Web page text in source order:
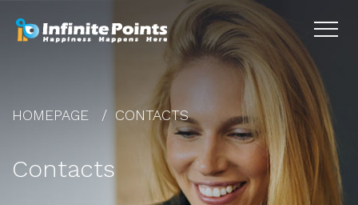
HOMEPAGE CONTACTS
Contacts